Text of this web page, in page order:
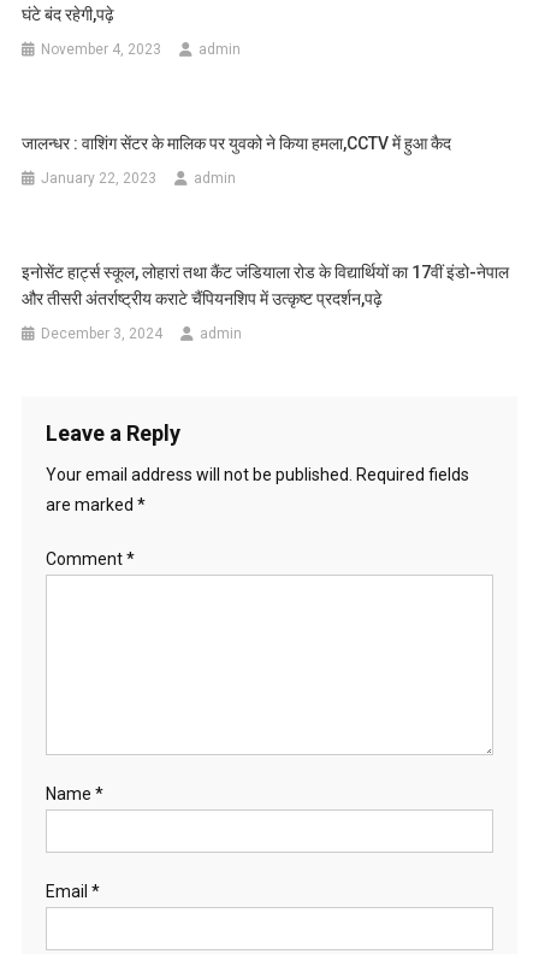
घंटे बंद रहेगी,पढ़े
November 4, 2023 admin
जालन्धर : वाशिंग सेंटर के मालिक पर युवको ने किया हमला,CCTV में हुआ कैद
January 22, 2023 admin
इनोसेंट हार्ट्स स्कूल, लोहारां तथा कैंट जंडियाला रोड के विद्यार्थियों का 17वीं इंडो-नेपाल
और तीसरी अंतर्राष्ट्रीय कराटे चैंपियनशिप में उत्कृष्ट प्रदर्शन,पढ़े
December 3, 2024 admin
Leave a Reply
Your email address will not be published. Required fields
are marked *
Comment*
Name *
Email *